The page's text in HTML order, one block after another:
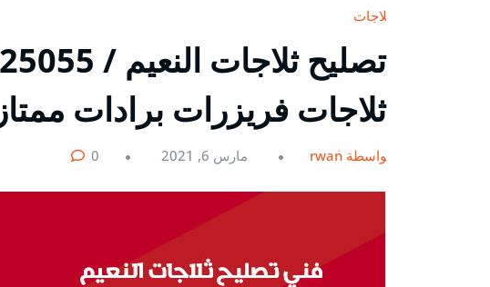
ثلاجات
ثلاجات فريزرات برادات ممتاز
بواسطة rwan مارس 6, 2021 0